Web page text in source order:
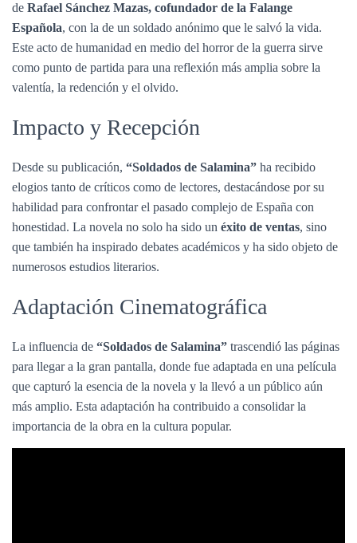
de Rafael Sánchez Mazas, cofundador de la Falange
Española, con la de un soldado anónimo que le salvó la vida.
Este acto de humanidad en medio del horror de la guerra sirve
como punto de partida para una reflexión más amplia sobre la
valentía, la redención y el olvido.
Impacto y Recepción
Desde su publicación, “Soldados de Salamina” ha recibido
elogios tanto de críticos como de lectores, destacándose por su
habilidad para confrontar el pasado complejo de España con
honestidad. La novela no solo ha sido un éxito de ventas, sino
que también ha inspirado debates académicos y ha sido objeto de
numerosos estudios literarios.
Adaptación Cinematográfica
La influencia de “Soldados de Salamina” trascendió las páginas
para llegar a la gran pantalla, donde fue adaptada en una película
que capturó la esencia de la novela y la llevó a un público aún
más amplio. Esta adaptación ha contribuido a consolidar la
importancia de la obra en la cultura popular.